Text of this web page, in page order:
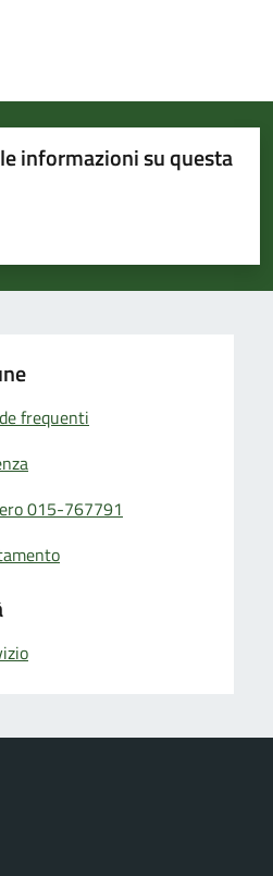
informazioni su questa
su 5
su 5
frequenti
015-767791